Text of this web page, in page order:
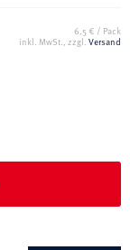
6,5 € / Pack
inkl. MwSt., zzgl. Versand